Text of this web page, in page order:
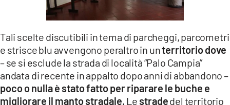
Tali scelte discutibili in tema di parcheggi, parcometri
e strisce blu avvengono peraltro in unterritorio dove
– se si esclude la strada di località “Palo Campia”
andata di recente in appalto dopo anni di abbandono –
poco o nulla è stato fatto per riparare le buche e
migliorare il manto stradale. Le stradedel territorio